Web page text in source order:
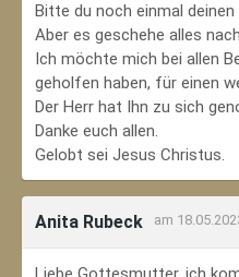
Bitte du noch einmal
Aber es geschehe alles
Ich möchte mich bei allen
geholfen haben, für einen
Der Herr hat Ihn zu sich
Danke euch allen.
Gelobt sei Jesus Christus.
Anita Rubeck am